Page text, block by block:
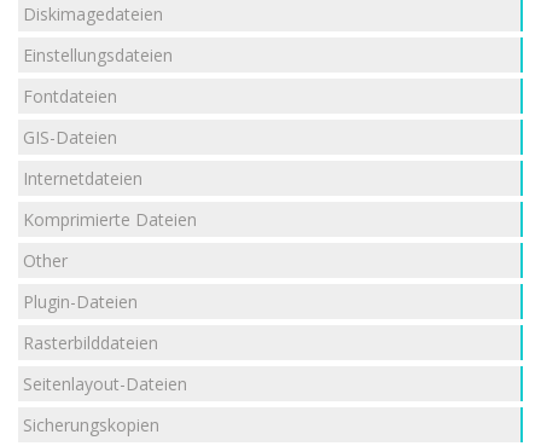
Diskimagedateien
Einstellungsdateien
Fontdateien
GIS-Dateien
Internetdateien
Komprimierte Dateien
Other
Plugin-Dateien
Rasterbilddateien
Seitenlayout-Dateien
Sicherungskopien